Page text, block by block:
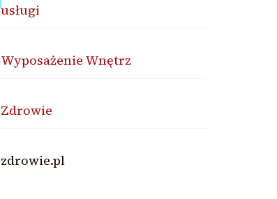
usługi
Wyposażenie Wnętrz
Zdrowie
zdrowie.pl